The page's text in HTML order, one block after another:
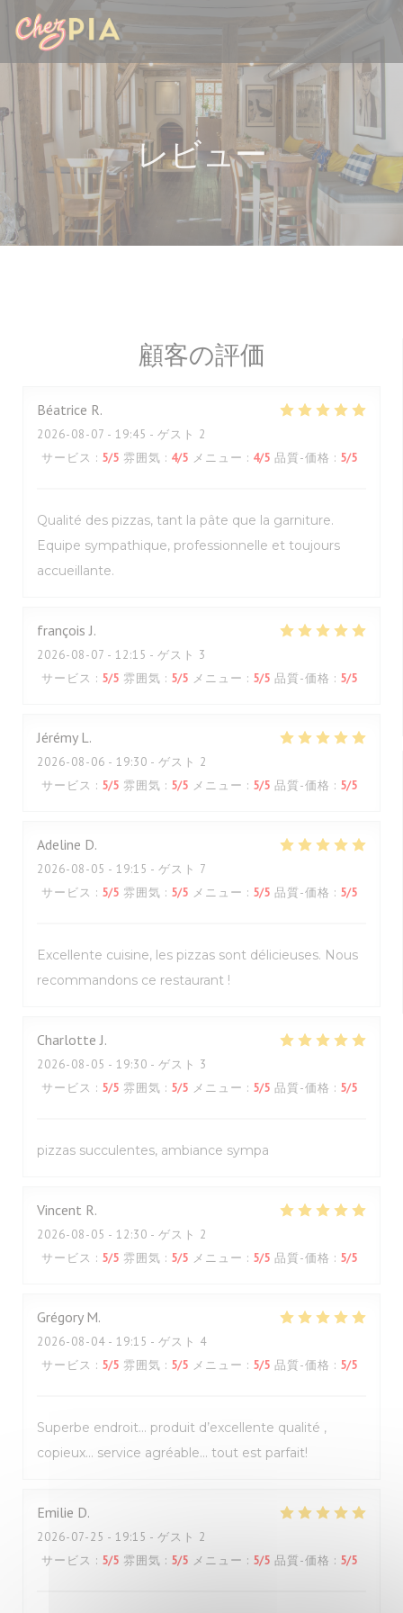
クッキー利用の管理について
レビュー
顧客の評価
Béatrice R
2026-08-07 - 19:45 - ゲスト 2
サービス : 5/5 雰囲気 : 4/5 メニュー : 4/5 品質-価格 : 5/5
Qualité des pizzas, tant la pâte que la garniture.
Equipe sympathique, professionnelle et toujours
accueillante.
françois J
2026-08-07 - 12:15 - ゲスト 3
サービス : 5/5 雰囲気 : 5/5 メニュー : 5/5 品質-価格 : 5/5
Jérémy L
2026-08-06 - 19:30 - ゲスト 2
サービス : 5/5 雰囲気 : 5/5 メニュー : 5/5 品質-価格 : 5/5
Adeline D
2026-08-05 - 19:15 - ゲスト 7
サービス : 5/5 雰囲気 : 5/5 メニュー : 5/5 品質-価格 : 5/5
Excellente cuisine, les pizzas sont délicieuses. Nous
recommandons ce restaurant !
Charlotte J
2026-08-05 - 19:30 - ゲスト 3
サービス : 5/5 雰囲気 : 5/5 メニュー : 5/5 品質-価格 : 5/5
pizzas succulentes, ambiance sympa
Vincent R
2026-08-05 - 12:30 - ゲスト 2
サービス : 5/5 雰囲気 : 5/5 メニュー : 5/5 品質-価格 : 5/5
Grégory M
2026-08-04 - 19:15 - ゲスト 4
サービス : 5/5 雰囲気 : 5/5 メニュー : 5/5 品質-価格 : 5/5
Superbe endroit… produit d’excellente qualité ,
copieux… service agréable… tout est parfait!
Emilie D
2026-07-25 - 19:15 - ゲスト 2
サービス : 5/5 雰囲気 : 5/5 メニュー : 5/5 品質-価格 : 5/5